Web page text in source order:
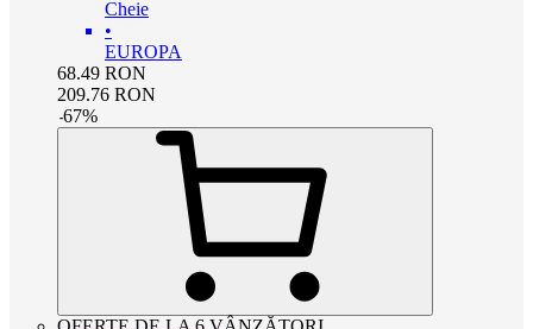
Cheie
•
EUROPA
68.49 RON
209.76 RON
-67%